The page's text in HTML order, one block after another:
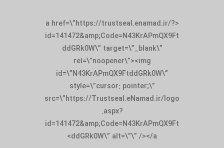
<a href=\”https://trustseal.enamad.ir/?
id=141472&amp;Code=N43KrAPmQX9Ft
ddGRk0W\” target=\”_blank\”
rel=\”noopener\”><img
id=\”N43KrAPmQX9FtddGRk0W\”
style=\”cursor: pointer;\”
src=\”https://Trustseal.eNamad.ir/logo
.aspx?
id=141472&amp;Code=N43KrAPmQX9Ft
ddGRk0W\” alt=\”\” /></a>